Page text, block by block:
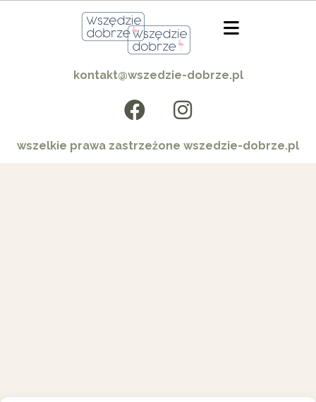
kontakt@wszedzie-dobrze.pl
wszelkie prawa zastrzeżone wszedzie-dobrze.pl